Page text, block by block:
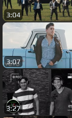
3:04
3:07
3:27